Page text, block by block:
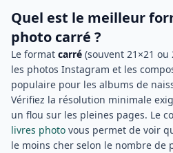
Quel est le meilleur
photo carré ?
Le format carré (souvent 21×21
les photos Instagram et les
populaire pour les albums de
Vérifiez la résolution minimale
un flou sur les pleines pages. Le
livres photo vous permet de voir
le moins cher selon le nombre de